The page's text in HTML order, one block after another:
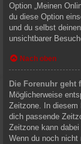
Option „Meinen
du diese Option
und du selbst
unsichtbarer
Nach oben
Die Forenuhr geht
Möglicherweise
Zeitzone. In diesem
dich passende
Zeitzone kann
Wenn du noch